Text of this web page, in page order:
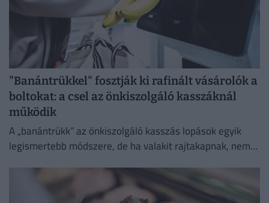
"Banántrükkel" fosztják ki rafinált vásárolók a
boltokat: a csel az önkiszolgáló kasszáknál
működik
A „banántrükk” az önkiszolgáló kasszás lopások egyik
legismertebb módszere, de ha valakit rajtakapnak, nem